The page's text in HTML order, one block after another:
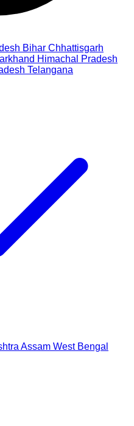
Bihar Chhattisgarh
Himachal Pradesh
Telangana
Assam West Bengal